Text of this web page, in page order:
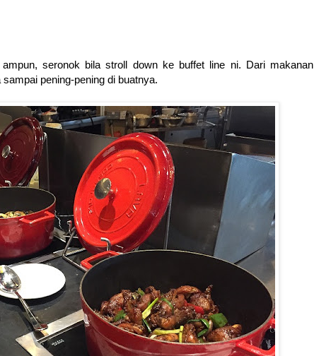
seronok bila stroll down ke buffet line ni. Dari makanan
pening-pening di buatnya.